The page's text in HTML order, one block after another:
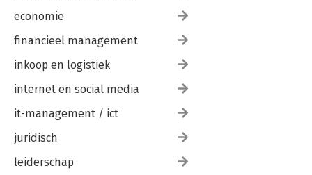
economie
financieel management
inkoop en logistiek
internet en social media
it-management / ict
juridisch
leiderschap